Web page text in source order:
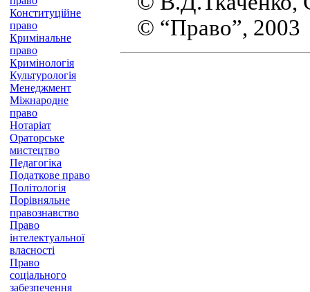
Конституційне
право
Кримінальне
право
Кримінологія
Культурологія
Менеджмент
Міжнародне
право
Нотаріат
Ораторське
мистецтво
Педагогіка
Податкове право
Політологія
Порівняльне
правознавство
Право
інтелектуальної
власності
Право
соціального
забезпечення
© “Право”, 2003